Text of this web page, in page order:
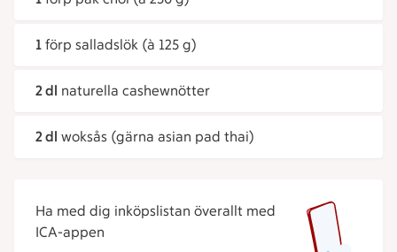
1 förp salladslök (à 125 g)
2 dl naturella cashewnötter
2 dl woksås (gärna asian pad thai)
Ha med dig inköpslistan överallt med
ICA-appen